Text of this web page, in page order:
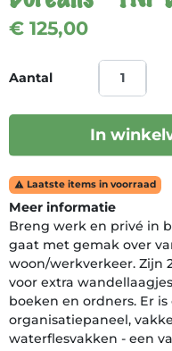
€ 125,00
Aantal
In
 Laatste items in voorraad
Meer informatie
Breng werk en privé in
gaat met gemak over
woon/werkverkeer. Zijn
voor extra
boeken en ordners. Er
organisatiepaneel,
waterflesvakken - een